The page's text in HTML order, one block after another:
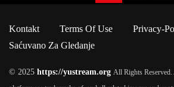
Kontakt Terms Of Use
Privacy-
Saćuvano Za Gledanje
© 2025 https://yustream.org All Rights